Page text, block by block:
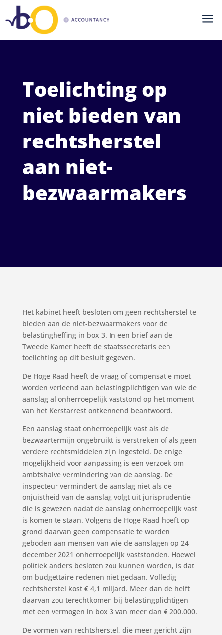
a
Toelichting op
niet bieden van
rechtsherstel
aan niet-
bezwaarmakers
Het kabinet heeft besloten om geen rechtsherstel te
bieden aan de niet-bezwaarmakers voor de
belastingheffing in box 3. In een brief aan de
Tweede Kamer heeft de staatssecretaris een
toelichting op dit besluit gegeven.
De Hoge Raad heeft de vraag of compensatie moet
worden verleend aan belastingplichtigen van wie de
aanslag al onherroepelijk vaststond op het moment
van het Kerstarrest ontkennend beantwoord.
Een aanslag staat onherroepelijk vast als de
bezwaartermijn ongebruikt is verstreken of als geen
verdere rechtsmiddelen zijn ingesteld. De enige
mogelijkheid voor aanpassing is een verzoek om
ambtshalve vermindering van de aanslag. De
inspecteur vermindert de aanslag niet als de
onjuistheid van de aanslag volgt uit jurisprudentie
die is gewezen nadat de aanslag onherroepelijk vast
is komen te staan. Volgens de Hoge Raad hoeft op
grond daarvan geen compensatie te worden
geboden aan mensen van wie de aanslagen op 24
december 2021 onherroepelijk vaststonden. Hoewel
politiek anders besloten zou kunnen worden, is dat
om budgettaire redenen niet gedaan. Volledig
rechtsherstel kost € 4,1 miljard. Meer dan de helft
daarvan zou terechtkomen bij belastingplichtigen
met een vermogen in box 3 van meer dan € 200.000.
De vormen van rechtsherstel, die meer gericht zijn